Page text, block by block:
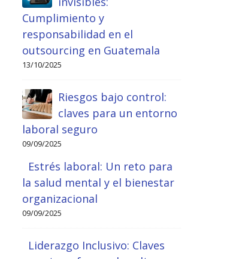
Cumplimiento y
responsabilidad en el
outsourcing en Guatemala
13/10/2025
Riesgos bajo control:
claves para un entorno
laboral seguro
09/09/2025
Estrés laboral: Un reto para
la salud mental y el bienestar
organizacional
09/09/2025
Liderazgo Inclusivo: Claves